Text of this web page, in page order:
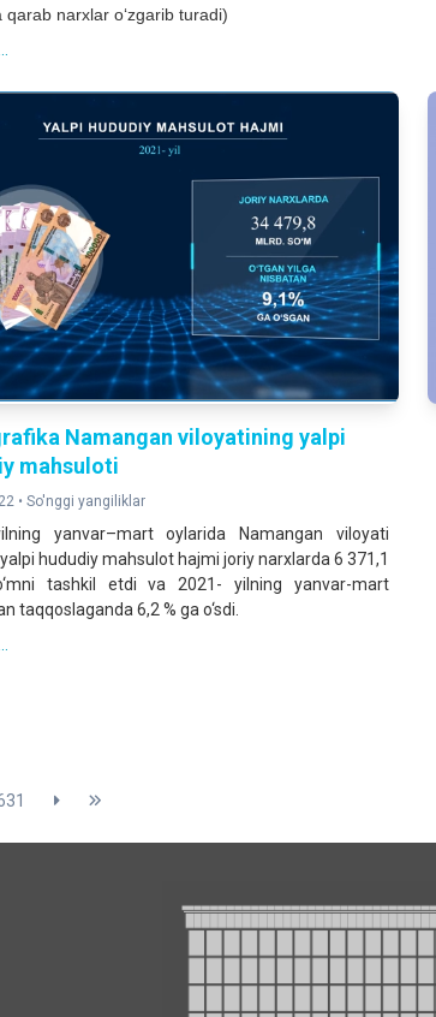
qarab narxlar o‘zgarib turadi)
Namangan viloyatining yalpi
mahsuloti
• So'nggi yangiliklar
yanvar–mart oylarida Namangan viloyati
yalpi hududiy mahsulot hajmi joriy narxlarda 6 371,1
tashkil etdi va 2021- yilning yanvar-mart
taqqoslaganda 6,2 % ga o‘sdi.